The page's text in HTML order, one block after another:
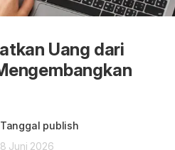
Uang dari
Tanggal publish
8 Juni 2026